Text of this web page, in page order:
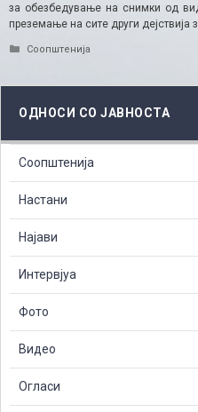
за обезбедување на снимки од
преземање на сите други
Categories
Соопштенија
ОДНОСИ СО ЈАВНОСТА
Соопштенија
Настани
Најави
Интервјуа
Фото
Видео
Огласи